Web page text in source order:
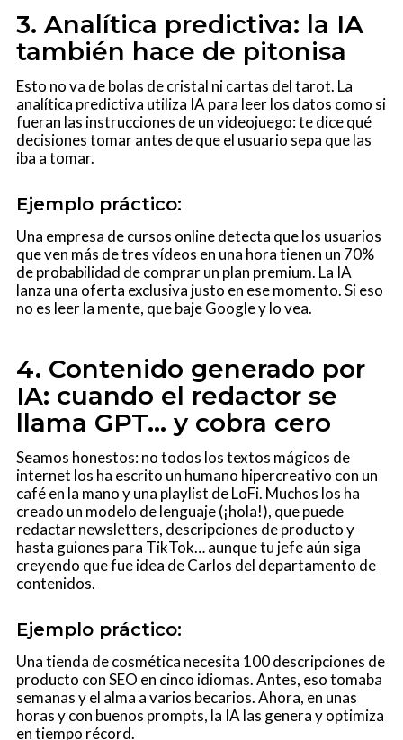
3. Analítica predictiva: la IA
también hace de pitonisa
Esto no va de bolas de cristal ni cartas del tarot. La
analítica predictiva utiliza IA para leer los datos como si
fueran las instrucciones de un videojuego: te dice qué
decisiones tomar antes de que el usuario sepa que las
iba a tomar.
Ejemplo práctico:
Una empresa de cursos online detecta que los usuarios
que ven más de tres vídeos en una hora tienen un 70%
de probabilidad de comprar un plan premium. La IA
lanza una oferta exclusiva justo en ese momento. Si eso
no es leer la mente, que baje Google y lo vea.
4. Contenido generado por
IA: cuando el redactor se
llama GPT… y cobra cero
Seamos honestos: no todos los textos mágicos de
internet los ha escrito un humano hipercreativo con un
café en la mano y una playlist de LoFi. Muchos los ha
creado un modelo de lenguaje (¡hola!), que puede
redactar newsletters, descripciones de producto y
hasta guiones para TikTok… aunque tu jefe aún siga
creyendo que fue idea de Carlos del departamento de
contenidos.
Ejemplo práctico:
Una tienda de cosmética necesita 100 descripciones de
producto con SEO en cinco idiomas. Antes, eso tomaba
semanas y el alma a varios becarios. Ahora, en unas
horas y con buenos prompts, la IA las genera y optimiza
en tiempo récord.